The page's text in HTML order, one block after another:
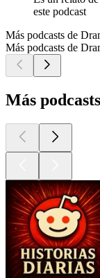
este podcast
Más podcasts de
Más podcasts de
Más